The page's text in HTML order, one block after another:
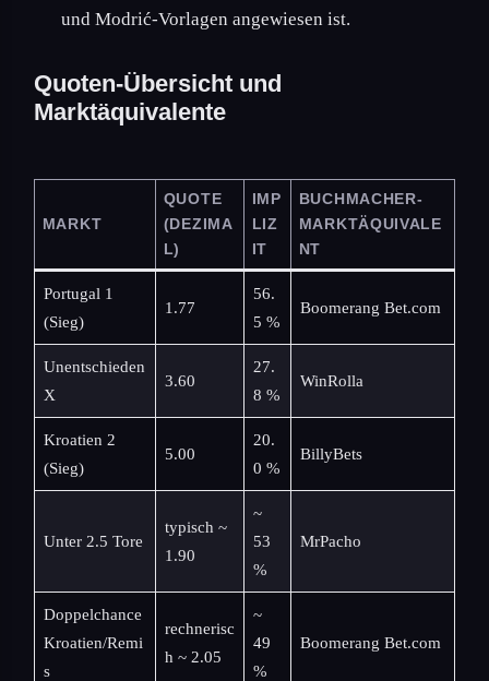
und Modrić-Vorlagen angewiesen ist.
Quoten-Übersicht und
Marktäquivalente
MARKT
QUOTE
(DEZIMA
L)
IMP
LIZ
IT
BUCHMACHER-
MARKTÄQUIVALE
NT
Portugal 1
(Sieg)
1.77
56.
5 %
Boomerang Bet.com
Unentschieden
X
3.60
27.
8 %
WinRolla
Kroatien 2
(Sieg)
5.00
20.
0 %
BillyBets
Unter 2.5 Tore
typisch ~
1.90
~
53
%
MrPacho
Doppelchance
Kroatien/Remi
s
rechnerisc
h ~ 2.05
~
49
%
Boomerang Bet.com